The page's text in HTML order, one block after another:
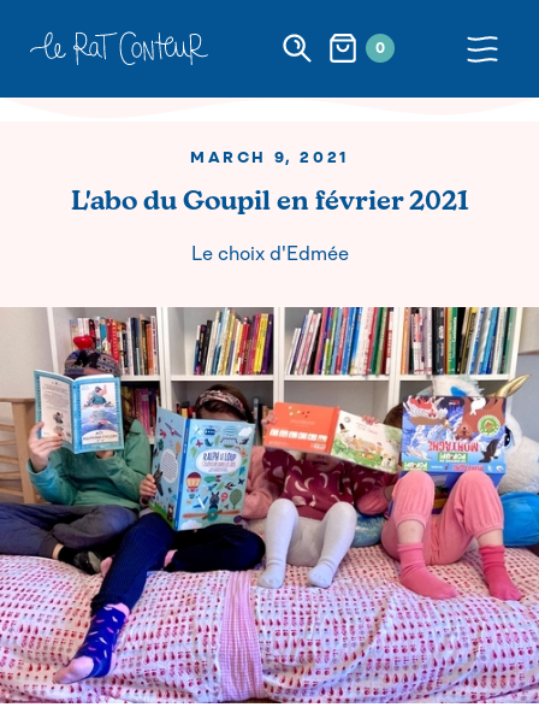
0
MARCH 9, 2021
L'abo du Goupil en février 2021
Le choix d'Edmée